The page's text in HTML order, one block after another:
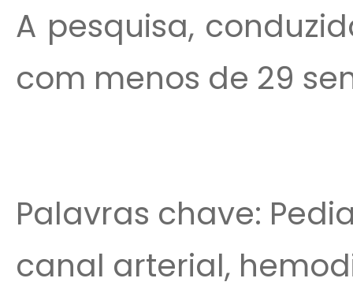
A pesquisa,
com menos de 29
Palavras chave:
canal arterial,